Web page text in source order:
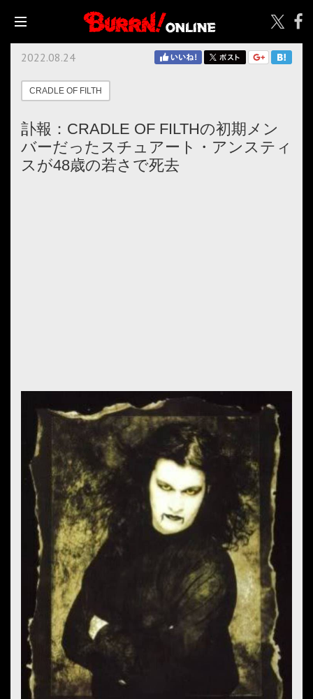
2022.08.24
CRADLE OF FILTH
訃報：CRADLE OF FILTHの初期メン
バーだったスチュアート・アンスティ
スが48歳の若さで死去